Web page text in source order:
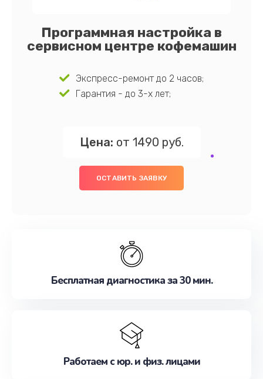
Программная настройка в
сервисном центре кофемашин
Экспресс-ремонт до 2 часов;
Гарантия - до 3-х лет;
Цена: от 1490 руб.
ОСТАВИТЬ ЗАЯВКУ
Бесплатная диагностика за 30 мин.
Работаем с юр. и физ. лицами